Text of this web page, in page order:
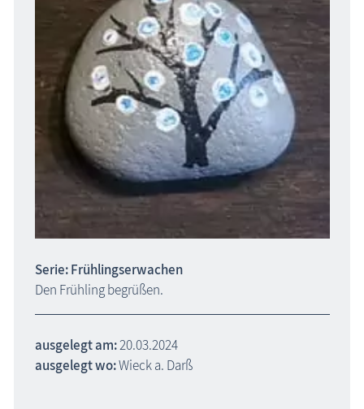
Wissenswertes
Veranstaltungen
Serie: Frühlingserwachen
Den Frühling begrüßen.
ausgelegt am:20.03.2024
ausgelegt wo:Wieck a. Darß